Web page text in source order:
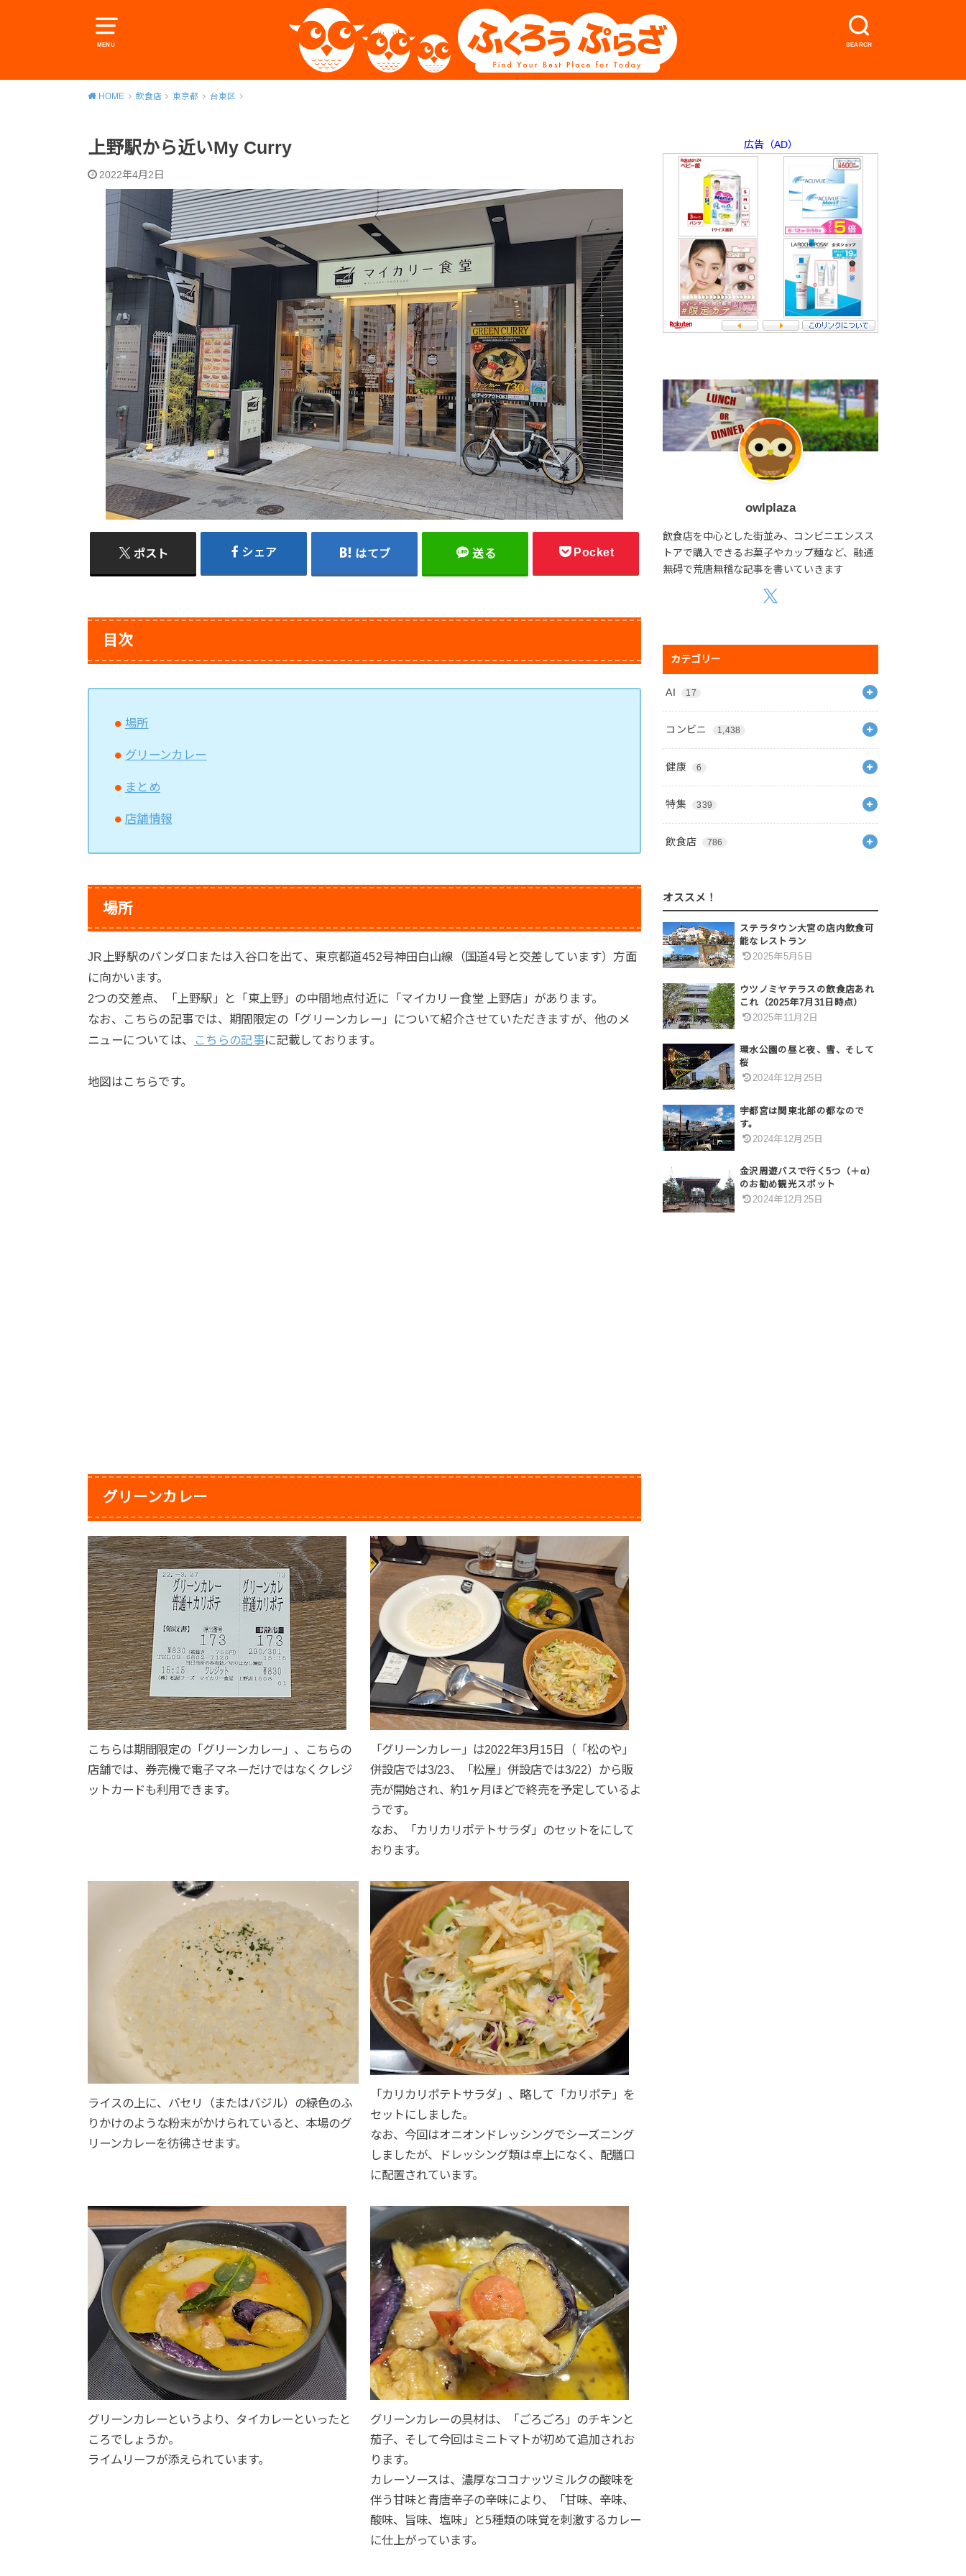
MENU SEARCH
HOME 飲食店 東京都 台東区
上野駅から近いMy Curry
2022年4月2日
ポスト シェア はてブ 送る Pocket
目次
場所
グリーンカレー
まとめ
店舗情報
場所
JR上野駅のパンダ口または入谷口を出て、東京都道452号神田白山線（国道4号と交差しています）方面
に向かいます。
2つの交差点、「上野駅」と「東上野」の中間地点付近に「マイカリー食堂 上野店」があります。
なお、こちらの記事では、期間限定の「グリーンカレー」について紹介させていただきますが、他のメ
ニューについては、
こちらの記事に記載しております。
地図はこちらです。
グリーンカレー
こちらは期間限定の「グリーンカレー」、こちらの
店舗では、券売機で電子マネーだけではなくクレジ
ットカードも利用できます。
「グリーンカレー」は2022年3月15日（「松のや」
併設店では3/23、「松屋」併設店では3/22）から販
売が開始され、約1ヶ月ほどで終売を予定しているよ
うです。
なお、「カリカリポテトサラダ」のセットをにして
おります。
ライスの上に、パセリ（またはバジル）の緑色のふ
りかけのような粉末がかけられていると、本場のグ
リーンカレーを彷彿させます。
「カリカリポテトサラダ」、略して「カリポテ」を
セットにしました。
なお、今回はオニオンドレッシングでシーズニング
しましたが、ドレッシング類は卓上になく、配膳口
に配置されています。
グリーンカレーというより、タイカレーといったと
ころでしょうか。
ライムリーフが添えられています。
グリーンカレーの具材は、「ごろごろ」のチキンと
茄子、そして今回はミニトマトが初めて追加されお
ります。
カレーソースは、濃厚なココナッツミルクの酸味を
伴う甘味と青唐辛子の辛味により、「甘味、辛味、
酸味、旨味、塩味」と5種類の味覚を刺激するカレー
に仕上がっています。
広告（AD）
owlplaza
飲食店を中心とした街並み、コンビニエンスス
トアで購入できるお菓子やカップ麺など、融通
無碍で荒唐無稽な記事を書いていきます
カテゴリー
AI 17
コンビニ 1,438
健康 6
特集 339
飲食店 786
オススメ！
ステラタウン大宮の店内飲食可
能なレストラン
2025年5月5日
ウツノミヤテラスの飲食店あれ
これ（2025年7月31日時点）
2025年11月2日
環水公園の昼と夜、雪、そして
桜
2024年12月25日
宇都宮は関東北部の都なので
す。
2024年12月25日
金沢周遊バスで行く5つ（＋α）
のお勧め観光スポット
2024年12月25日